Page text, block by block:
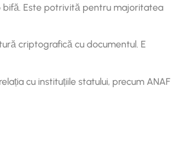
bifă. Este potrivită pentru majoritatea
criptografică cu documentul. E
cu instituțiile statului, precum ANAF